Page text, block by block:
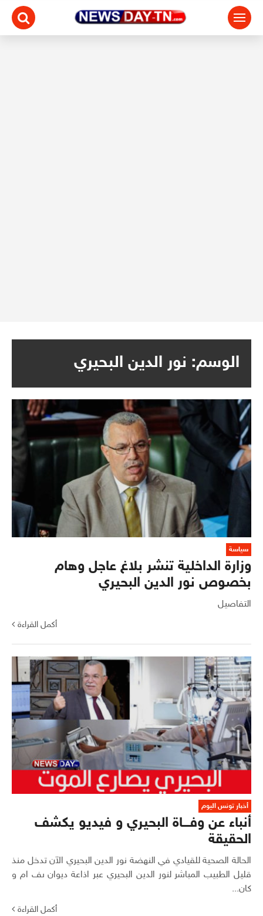
الوسم: نور الدين البحيري
سياسة
وزارة الداخلية تنشر بلاغ عاجل وهام
بخصوص نور الدين البحيري
التفاصيل
أكمل القراءة
أخبار تونس اليوم
أنباء عن وفـــاة البحيري و فيديو يكشف
الحقيقة
الحالة الصحية للقيادي في النهضة نور الدين البحيري الآن تدخل منذ
قليل الطبيب المباشر لنور الدين البحيري عبر اذاعة ديوان ىف ام و
كان...
أكمل القراءة